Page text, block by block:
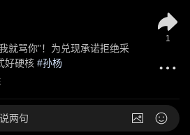
就骂你”！为兑现承诺拒绝采
好硬核 #孙杨
1
两句